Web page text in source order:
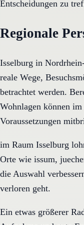
Entscheidungen zu
Regionale
Isselburg in
reale Wege,
betrachtet werden.
Wohnlagen können
Voraussetzungen
im Raum Isselburg
Orte wie issum,
die Auswahl
verloren geht.
Ein etwas größerer